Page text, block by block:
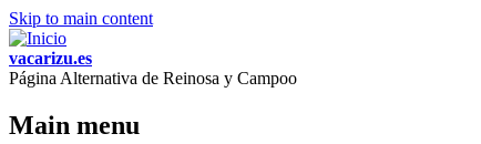
Skip to main content
vacarizu.es
Página Alternativa de Reinosa y Campoo
Main menu